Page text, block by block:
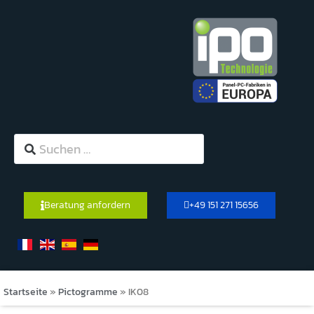
Beratung anfordern +49 151 271 15656
Startseite » Pictogramme » IK08